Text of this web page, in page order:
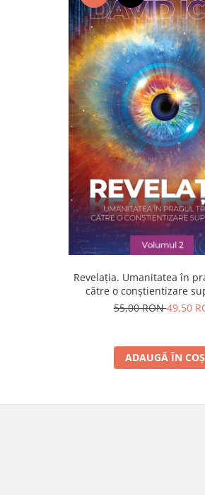
Revelația. Umanitatea în
către o conştientizare
volumul 2
55,00 RON49,50
ADAUGĂ ÎN COȘ